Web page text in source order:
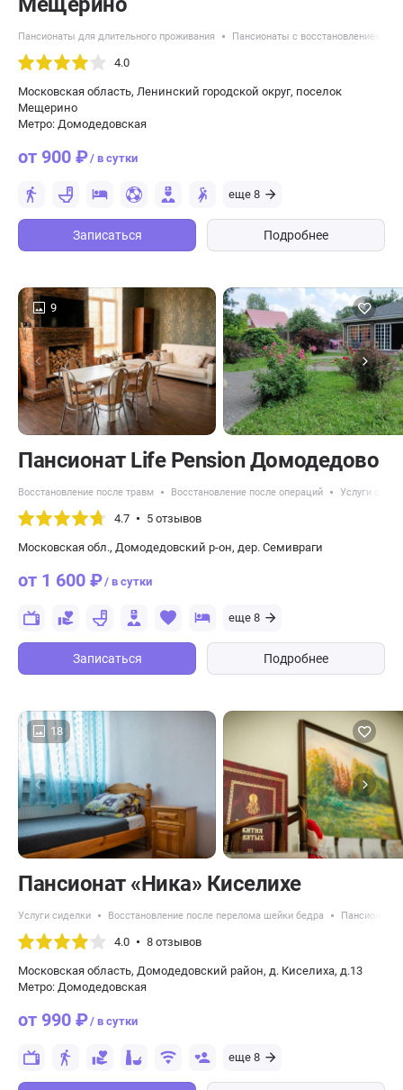
Пансионаты для длительного проживания Пансионаты с восстановлением
4.0
Московская область, Ленинский городской округ, поселок
Мещерино
Метро: Домодедовская
от 900 ₽/ в сутки
еще 8
Записаться Подробнее
9
Пансионат Life Pension Домодедово
Восстановление после травм Восстановление после операций Услуги
4.7 5 отзывов
Московская обл., Домодедовский р-он, дер. Семивраги
от 1 600 ₽/ в сутки
еще 8
Записаться Подробнее
18
Пансионат «Ника» Киселихе
Услуги сиделки Восстановление после перелома шейки бедра Пансионаты
4.0 8 отзывов
Московская область, Домодедовский район, д. Киселиха, д.13
Метро: Домодедовская
от 990 ₽/ в сутки
еще 8